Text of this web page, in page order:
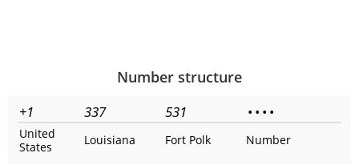
Number structure
+1 337 531 • • • •
United
States
Louisiana Fort Polk Number